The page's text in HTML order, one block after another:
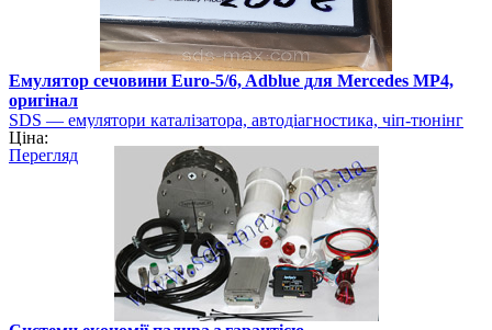
Емулятор сечовини Euro-5/6, Adblue для Mercedes MP4,
оригінал
SDS — емулятори каталізатора, автодіагностика, чіп-тюнінг
Ціна:
Перегляд